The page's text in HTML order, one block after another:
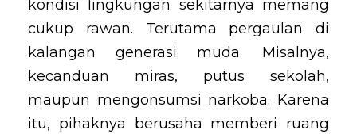
kondisi lingkungan sekitarnya memang
cukup rawan. Terutama pergaulan di
kalangan generasi muda. Misalnya,
kecanduan miras, putus sekolah,
maupun mengonsumsi narkoba. Karena
itu, pihaknya berusaha memberi ruang